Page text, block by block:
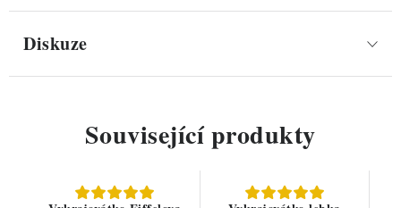
Diskuze
Související produkty